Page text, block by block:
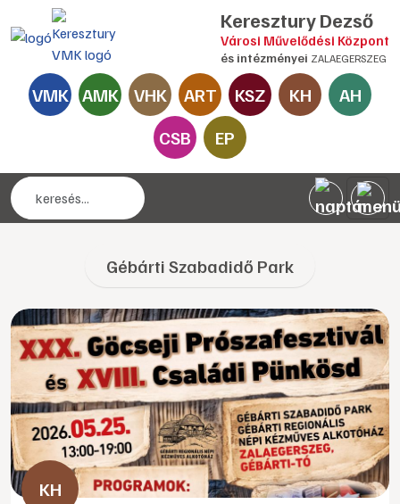
Keresztury Dezső
Városi Művelődési Központ
és intézményei ZALAEGERSZEG
VMK AMK VHK ART KSZ KH
AH
CSB
EP
Gébárti Szabadidő Park